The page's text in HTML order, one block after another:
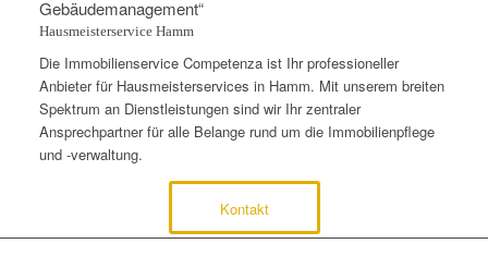
Gebäudemanagement“
Hausmeisterservice Hamm
Die Immobilienservice Competenza ist Ihr professioneller
Anbieter für Hausmeisterservices in Hamm. Mit unserem breiten
Spektrum an Dienstleistungen sind wir Ihr zentraler
Ansprechpartner für alle Belange rund um die Immobilienpflege
und -verwaltung.
Kontakt